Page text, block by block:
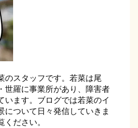
のスタッフです。若菜は尾
世羅に事業所があり、障害者
います。ブログでは若菜のイ
について日々発信していきま
ださい。